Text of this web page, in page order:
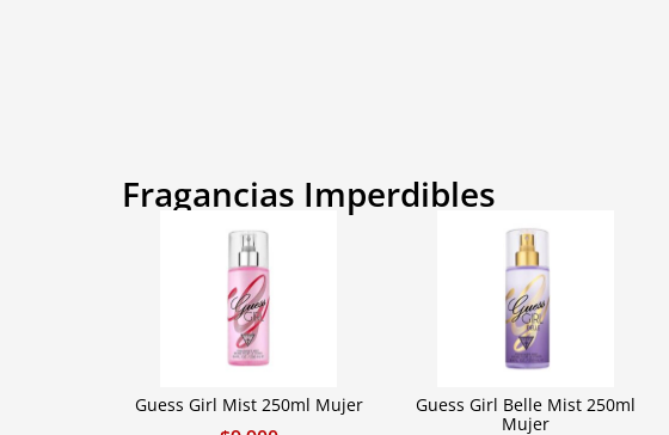
Fragancias Imperdibles
Guess Girl Mist 250ml Mujer
Guess Girl Belle Mist 250ml
Mujer